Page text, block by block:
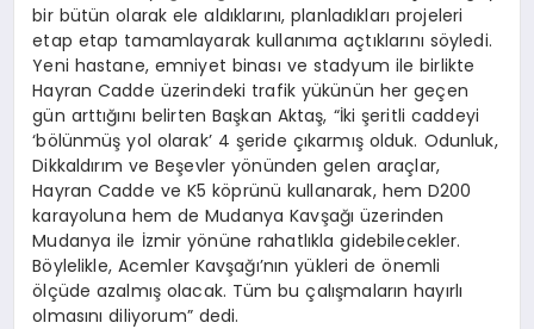
bir bütün olarak ele aldıklarını, planladıkları projeleri
etap etap tamamlayarak kullanıma açtıklarını söyledi.
Yeni hastane, emniyet binası ve stadyum ile birlikte
Hayran Cadde üzerindeki trafik yükünün her geçen
gün arttığını belirten Başkan Aktaş, “İki şeritli caddeyi
‘bölünmüş yol olarak’ 4 şeride çıkarmış olduk. Odunluk,
Dikkaldırım ve Beşevler yönünden gelen araçlar,
Hayran Cadde ve K5 köprünü kullanarak, hem D200
karayoluna hem de Mudanya Kavşağı üzerinden
Mudanya ile İzmir yönüne rahatlıkla gidebilecekler.
Böylelikle, Acemler Kavşağı’nın yükleri de önemli
ölçüde azalmış olacak. Tüm bu çalışmaların hayırlı
olmasını diliyorum” dedi.